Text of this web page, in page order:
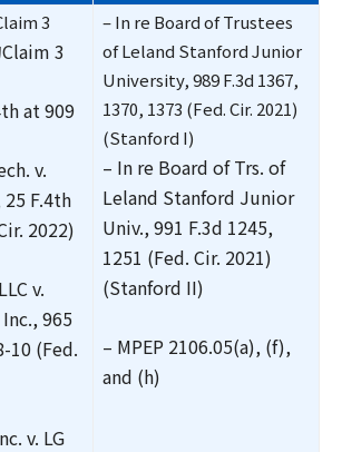
3
3
at 909
v.
F.4th
2022)
v.
965
10 (Fed.
v. LG
– In re Board of Trustees
of Leland Stanford Junior
University, 989 F.3d 1367,
1370, 1373 (Fed. Cir. 2021)
(Stanford I)
– In re Board of Trs. of
Leland Stanford Junior
Univ., 991 F.3d 1245,
1251 (Fed. Cir. 2021)
(Stanford II)
– MPEP 2106.05(a), (f),
and (h)